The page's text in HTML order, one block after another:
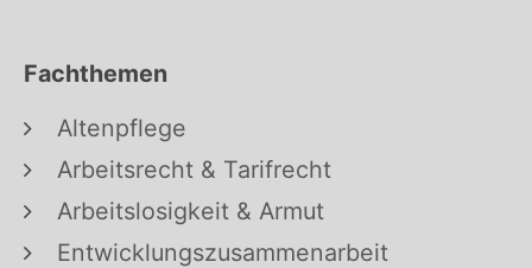
Fachthemen
Altenpflege
Arbeitsrecht & Tarifrecht
Arbeitslosigkeit & Armut
Entwicklungszusammenarbeit